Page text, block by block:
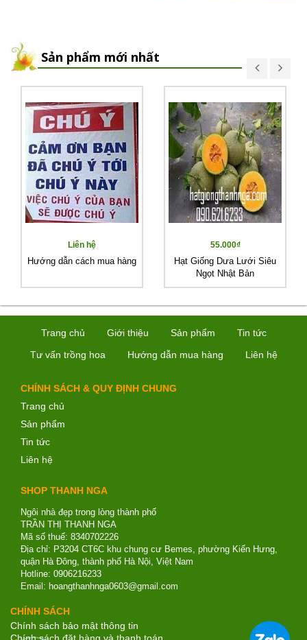
Sản phẩm mới nhất
Liên hệ
Hướng dẫn cách mua hàng
55.000₫
Hạt Giống Dưa Lưới Siêu
Ngọt Nhật Bản
Trang chủ Giới thiệu Sản phẩm
Tin tức
Tư vấn trồng hoa
Hướng dẫn mua hàng Liên hệ
CHÍNH SÁCH & QUY ĐỊNH CHUNG
Trang chủ
Sản phẩm
Tin tức
Liên hệ
SHOP THANH NGA
Ngôi nhà đẹp trong lòng thành phố
TRẦN THỊ THANH NGA
Mã số thuế: 8340702226
Địa chỉ: P3204 CT6C khu chung cư Bemes, phường Kiến Hưng,
quận Hà Đông, thành phố Hà Nội, Việt Nam
Hotline: 0906216233
Email: hoangthanhnga0603@gmail.com
CHÍNH SÁCH
Chính sách bảo mật thông tin